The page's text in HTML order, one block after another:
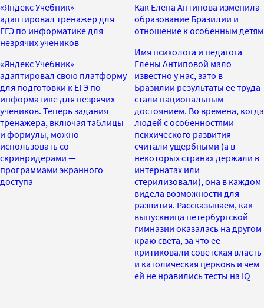
«Яндекс Учебник»
адаптировал тренажер для
ЕГЭ по информатике для
незрячих учеников
«Яндекс Учебник»
адаптировал свою платформу
для подготовки к ЕГЭ по
информатике для незрячих
учеников. Теперь задания
тренажера, включая таблицы
и формулы, можно
использовать со
скринридерами —
программами экранного
доступа
Как Елена Антипова изменила
образование Бразилии и
отношение к особенным детям
Имя психолога и педагога
Елены Антиповой мало
известно у нас, зато в
Бразилии результаты ее труда
стали национальным
достоянием. Во времена, когда
людей с особенностями
психического развития
считали ущербными (а в
некоторых странах держали в
интернатах или
стерилизовали), она в каждом
видела возможности для
развития. Рассказываем, как
выпускница петербургской
гимназии оказалась на другом
краю света, за что ее
критиковали советская власть
и католическая церковь и чем
ей не нравились тесты на IQ